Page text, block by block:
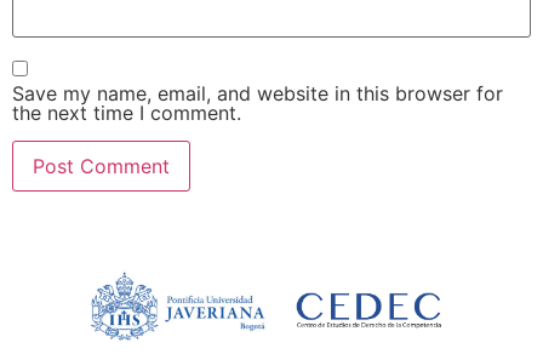
Save my name, email, and website in this browser for
the next time I comment.